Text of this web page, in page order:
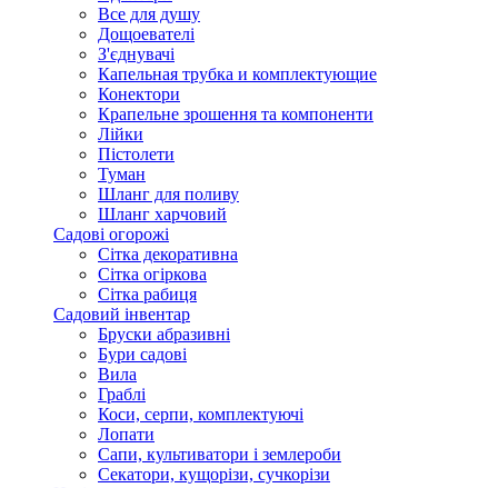
Все для душу
Дощоевателі
З'єднувачі
Капельная трубка и комплектующие
Конектори
Крапельне зрошення та компоненти
Лійки
Пістолети
Туман
Шланг для поливу
Шланг харчовий
Садові огорожі
Сітка декоративна
Сітка огіркова
Сітка рабиця
Садовий інвентар
Бруски абразивні
Бури садові
Вила
Граблі
Коси, серпи, комплектуючі
Лопати
Сапи, культиватори і землероби
Секатори, кущорізи, сучкорізи